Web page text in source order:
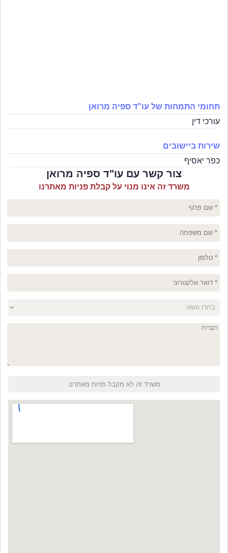
תחומי התמחות של עו"ד ספיה מרואן
עורכי דין
שירות ביישובים
כפר יאסיף
צור קשר עם עו"ד ספיה מרואן
משרד זה אינו מנוי על קבלת פניות מאתרנו